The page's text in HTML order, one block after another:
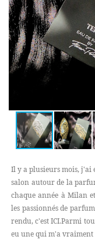
Il y a plusieurs mois, j'ai
salon autour de la
chaque année à Milan
les passionnés de
rendu, c'est ICI.Parmi
eu une qui m'a